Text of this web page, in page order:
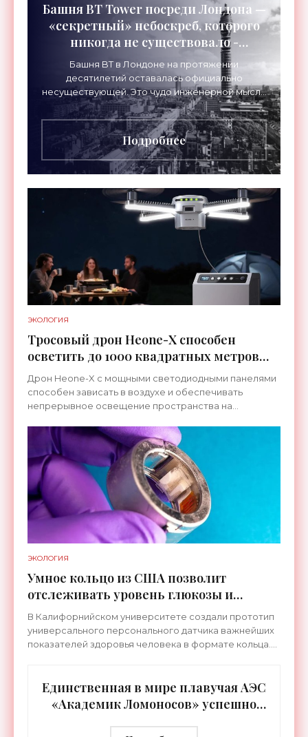
Башня BT Tower посреди Лондона —
«секретный» небоскреб, которого
никогда не существовало -
«Технологии»
Башня BT в Лондоне на протяжении
десятилетий оставалась официально
несуществующей. Это чудо инженерной мысли
высотой 189 метров привлекало тысячи
посетителей, знаменитостей и даже членов
Подробнее
ЭКОЛОГИЯ
Тросовый дрон Heone-X способен
осветить до 1000 квадратных метров
земли - «Беспилотники»
Дрон Heone-X с мощными светодиодными панелями
способен зависать в воздухе и обеспечивать
непрерывное освещение пространства на
источников света,
ЭКОЛОГИЯ
Умное кольцо из США позволит
отслеживать уровень глюкозы и
многих других веществ в крови -
«Технологии»
В Калифорнийском университете создали прототип
универсального персонального датчика важнейших
показателей здоровья человека в формате кольца.
Единственная в мире плавучая АЭС
«Академик Ломоносов» успешно